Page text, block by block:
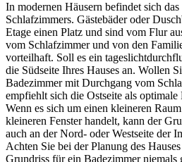
In modernen Häusern befindet sich
Schlafzimmers. Gästebäder oder
Etage einen Platz und sind vom Flur
vom Schlafzimmer und von den
vorteilhaft. Soll es ein
die Südseite Ihres Hauses an. Wollen
Badezimmer mit Durchgang vom
empfiehlt sich die Ostseite als
Wenn es sich um einen kleineren
kleineren Fenster handelt, kann der
auch an der Nord- oder Westseite der
Achten Sie bei der Planung des
Grundriss für ein Badezimmer niemals